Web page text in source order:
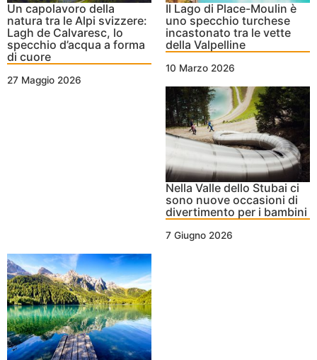
Un capolavoro della
natura tra le Alpi svizzere:
Lagh de Calvaresc, lo
specchio d’acqua a forma
di cuore
27 Maggio 2026
Il Lago di Place-Moulin è
uno specchio turchese
incastonato tra le vette
della Valpelline
10 Marzo 2026
Nella Valle dello Stubai ci
sono nuove occasioni di
divertimento per i bambini
7 Giugno 2026